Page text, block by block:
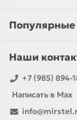
Популярные
Наши
+7 (985) 894-
Написать в Max